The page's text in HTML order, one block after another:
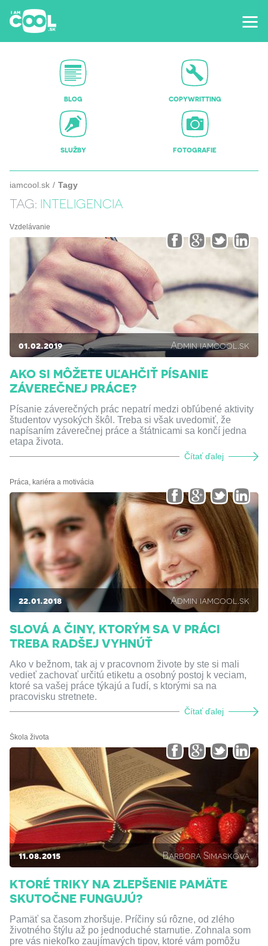
BLOG COPYWRITTING
SLUŽBY FOTOGRAFIE
iamcool.sk Tagy
TAG: INTELIGENCIA
Vzdelávanie
01.02.2019 Admin iamcool.sk
AKO SI MÔŽETE UĽAHČIŤ PÍSANIE
ZÁVEREČNEJ PRÁCE?
Písanie záverečných prác nepatrí medzi obľúbené aktivity
študentov vysokých škôl. Treba si však uvedomiť, že
napísaním záverečnej práce a štátnicami sa končí jedna
etapa života.
Čítať ďalej
Práca, kariéra a motivácia
22.01.2018 Admin iamcool.sk
SLOVÁ A ČINY, KTORÝM SA V PRÁCI
TREBA RADŠEJ VYHNÚŤ
Ako v bežnom, tak aj v pracovnom živote by ste si mali
vedieť zachovať určitú etiketu a osobný postoj k veciam,
ktoré sa vašej práce týkajú a ľudí, s ktorými sa na
pracovisku stretnete.
Čítať ďalej
Škola života
11.08.2015 Barbora Simaskova
KTORÉ TRIKY NA ZLEPŠENIE PAMÄTE
SKUTOČNE FUNGUJÚ?
Pamäť sa časom zhoršuje. Príčiny sú rôzne, od zlého
životného štýlu až po jednoduché starnutie. Zohnala som
pre vás niekoľko zaujímavých tipov, ktoré vám pomôžu